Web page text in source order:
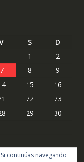
V S
D
1
2
7 8
9
15
16
22
23
29
30
continúas navegando